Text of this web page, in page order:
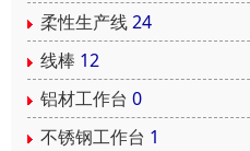
柔性生产线24
线棒 12
铝材工作台 0
不锈钢工作台 1